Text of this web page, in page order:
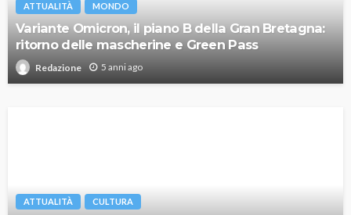
ATTUALITÀ MONDO
Variante Omicron, il piano B della Gran Bretagna:
ritorno delle mascherine e Green Pass
Redazione 5 anni ago
ATTUALITÀ CULTURA